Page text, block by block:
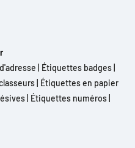
Étiquettes badges
Étiquettes en papier
Étiquettes numéros